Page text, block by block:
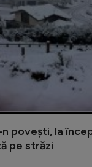
povești, la
pe străzi